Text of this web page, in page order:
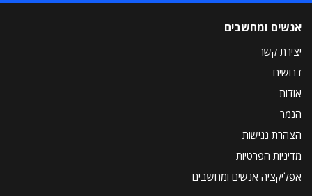
אנשים ומחשבים
יצירת קשר
דרושים
אודות
הנמר
הצהרת נגישות
מדיניות הפרטיות
אפליקציה אנשים ומחשבים